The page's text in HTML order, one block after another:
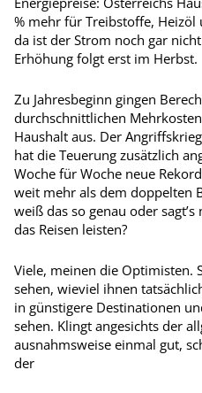
% mehr für Treibstoffe, Heizöl
da ist der Strom noch gar
Erhöhung folgt erst im Herbst.
Zu Jahresbeginn gingen
durchschnittlichen
Haushalt aus. Der
hat die Teuerung zusätzlich
Woche für Woche neue
weit mehr als dem doppelten
weiß das so genau oder
das Reisen leisten?
Viele, meinen die Optimisten.
sehen, wieviel ihnen
in günstigere Destinationen
sehen. Klingt angesichts der
ausnahmsweise einmal gut,
der